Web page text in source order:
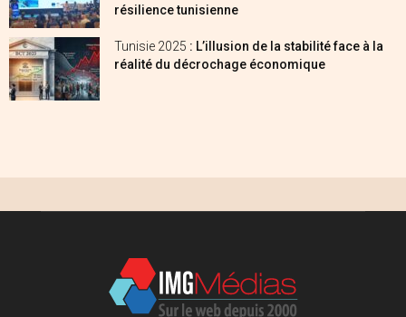
résilience tunisienne
Tunisie 2025 : L’illusion de la stabilité face à la
réalité du décrochage économique